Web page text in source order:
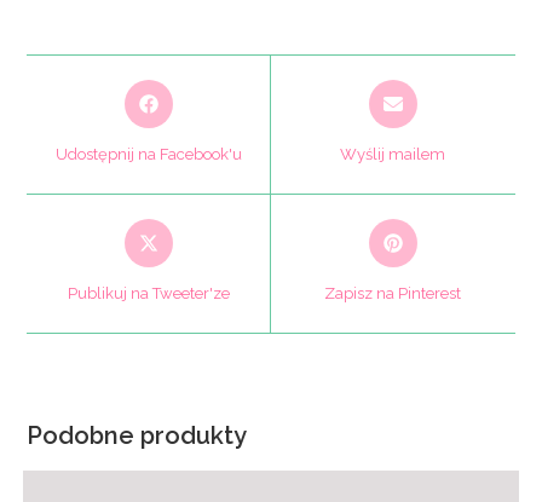
Opens
in
new
window
Udostępnij na Facebook'u
Opens
in
new
window
Wyślij mailem
Opens
in
new
window
Publikuj na Tweeter'ze
Opens
in
window
Zapisz na Pinterest
Podobne produkty